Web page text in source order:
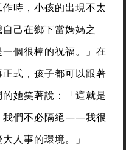
時，小孩的出現不太
己在鄉下當媽媽之
個很棒的祝福。」在
式，孩子都可以跟著
她笑著說：「這就是
我們不必隔絕——我很
人事的環境。」